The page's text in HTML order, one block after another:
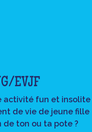
EVJF
activité fun et insolite
de vie de jeune fille
de ton ou ta pote ?